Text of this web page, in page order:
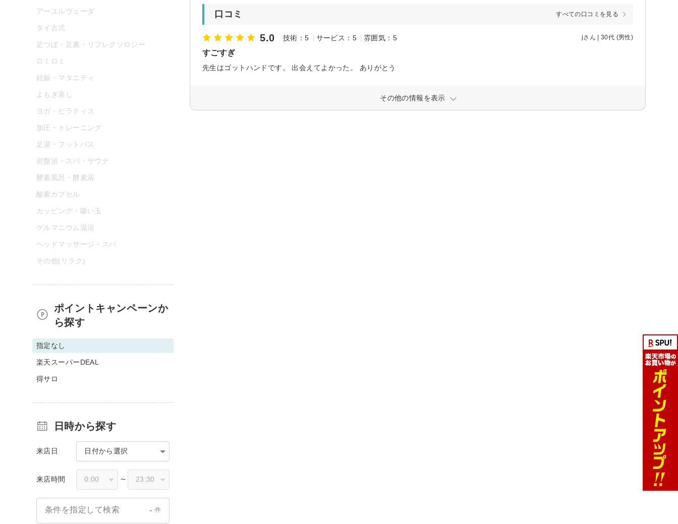
口コミ すべての口コミを見る
5.0 技術：5 サービス：5 雰囲気：5 jさん | 30代 (男性)
すごすぎ
先生はゴットハンドです。 出会えてよかった。 ありがとう
その他の情報を表示
アーユルヴェーダ
タイ古式
足つぼ・足裏・リフレクソロジー
ロミロミ
妊娠・マタニティ
よもぎ蒸し
ヨガ・ピラティス
加圧・トレーニング
足湯・フットバス
岩盤浴・スパ・サウナ
酵素風呂・酵素浴
酸素カプセル
カッピング・吸い玉
ゲルマニウム温浴
ヘッドマッサージ・スパ
その他(リラク)
ポイントキャンペーンか
ら探す
指定なし
楽天スーパーDEAL
得サロ
日時から探す
来店日 日付から選択
来店時間 〜
条件を指定して検索 - 件